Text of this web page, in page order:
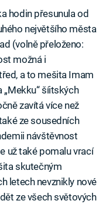
hodin přesunula od
největšího města
(volně přeloženo:
možná i
a to mešita Imam
„Mekku“ šíitských
zavítá více než
ze sousedních
návštěvnost
už také pomalu vrací
skutečným
letech nevznikly nové
ze všech světových